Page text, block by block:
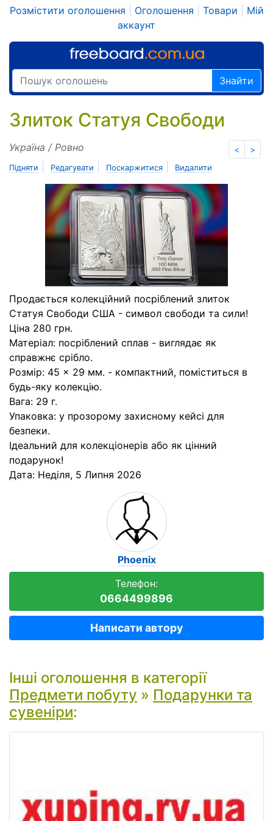
Розмістити оголошення Оголошення Товари
Мій
аккаунт
Знайти
Злиток Статуя Свободи
< >
Україна / Ровно
Підняти Редагувати Поскаржитися Видалити
Продається колекційний посріблений злиток
Статуя Свободи США - символ свободи та сили!
Ціна 280 грн.
Матеріал: посріблений сплав - виглядає як
справжнє срібло.
Розмір: 45 × 29 мм. - компактний, поміститься в
будь-яку колекцію.
Вага: 29 г.
Упаковка: у прозорому захисному кейсі для
безпеки.
Ідеальний для колекціонерів або як цінний
подарунок!
Дата: Неділя, 5 Липня 2026
Phoenix
Телефон:
0664499896
Написати автору
Інші оголошення в категорії
Предмети побуту » Подарунки та
сувеніри: